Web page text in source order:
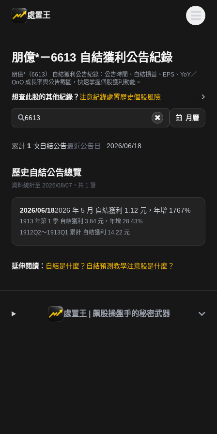
處置王
朋億*－6613 自結獲利公告紀錄
朋億*（6613）
自結獲利公告紀錄：公告時間、自結損益、EPS、YoY／
QoQ 成長率與公告截圖，快速掌握個股獲利動能。
想查此股的其他紀錄？ 注意紀錄處置歷史個股風險
6613 月曆
累計 1 次自結公告最近公告日 2026/06/18
歷史自結公告總覽
資料統計至 2026/08/07・共 1 筆
2026/06/182026 年 5 月 自結獲利 1.12 元，年增 1767%
1913 年第 1 季 自結獲利 3.84 元，年增 28.43%
1912Q2～1913Q1 累計 自結獲利 14.22 元
延伸閱讀： 自結是什麼？ 自結預測教學注意股是什麼？
處置王 | 飆股操盤手的秘密武器